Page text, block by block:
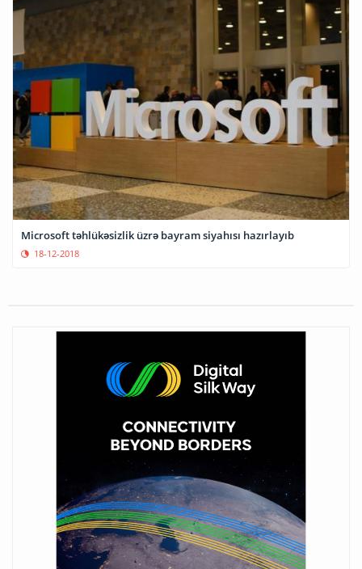
Microsoft təhlükəsizlik üzrə bayram siyahısı hazırlayıb
18-12-2018